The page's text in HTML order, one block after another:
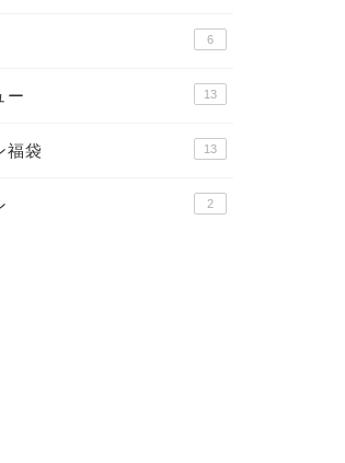
6
ー 13
福袋 13
2